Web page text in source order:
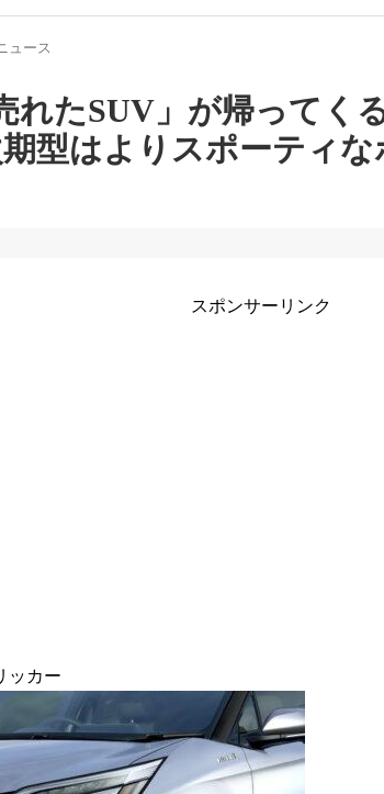
ュース
れたSUV」が帰ってく
型はよりスポーティ
スポンサーリンク
ッカー